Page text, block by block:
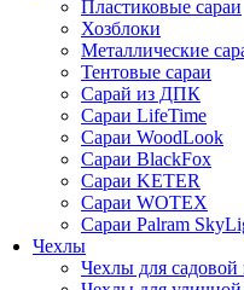
Пластиковые сараи
Хозблоки
Металлические
Тентовые сараи
Сарай из ДПК
Cараи LifeTime
Cараи WoodLook
Сараи BlackFox
Сараи KETER
Сараи WOTEX
Сараи Palram
Чехлы
Чехлы для садовой